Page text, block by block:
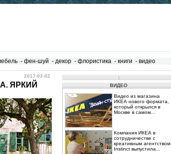
- фен-шуй - декор - флористика - книги - видео
2017-02-02
ЯРКИЙ
:
ВИДЕО
Видео из магазина
ИКЕА нового формата,
который открылся в
Москве в самом...
Компания ИКЕА в
сотрудничестве с
креативным агентством
Instinct выпустила...